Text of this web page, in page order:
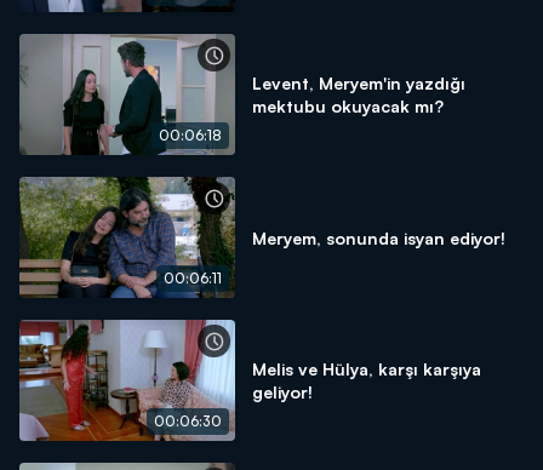
00:06:18
Levent, Meryem'in yazdığı
mektubu okuyacak mı?
00:06:11
Meryem, sonunda isyan ediyor!
00:06:30
Melis ve Hülya, karşı karşıya
geliyor!